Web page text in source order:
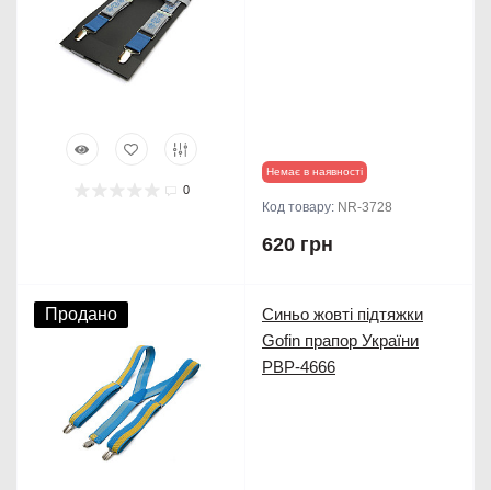
0
Немає в наявності
Код товару: NR-3728
620 грн
Продано
Синьо жовті підтяжки
Gofin прапор України
PBP-4666